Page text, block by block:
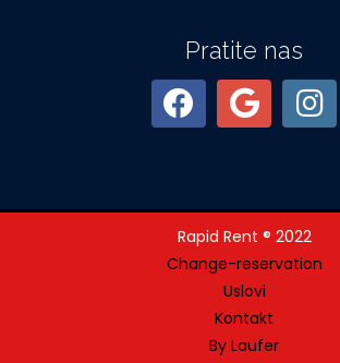
Pratite nas
Rapid Rent ® 2022
Change-reservation
Uslovi
Kontakt
By Laufer